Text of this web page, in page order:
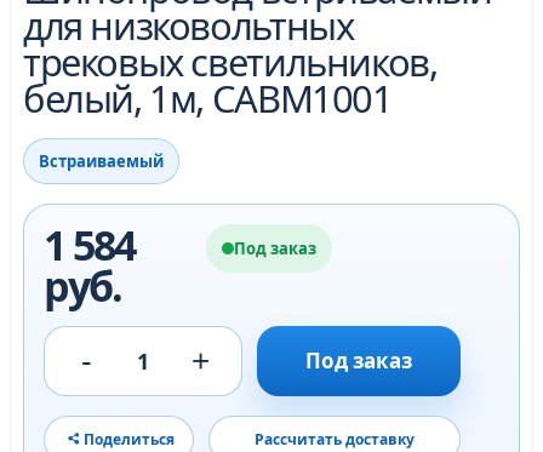
для низковольтных
трековых светильников,
белый, 1м, CABM1001
Встраиваемый
1 584
руб.
Под заказ
- 1 + Под заказ
Поделиться Рассчитать доставку